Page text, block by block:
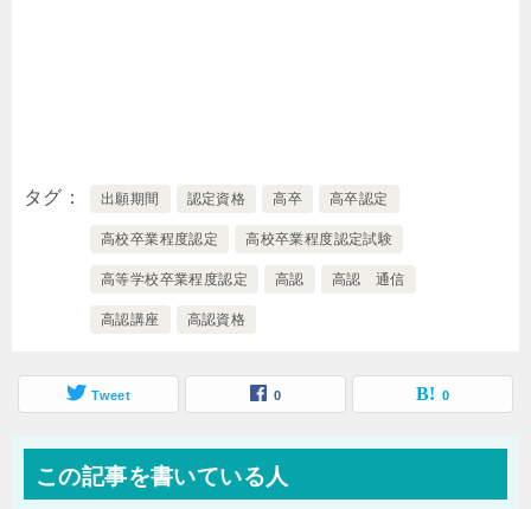
タグ 出願期間 認定資格 高卒 高卒認定
高校卒業程度認定 高校卒業程度認定試験
高等学校卒業程度認定 高認 高認 通信
高認講座 高認資格
Tweet 0 0
この記事を書いている人